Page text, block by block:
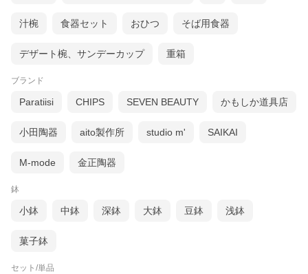
汁椀 食器セット おひつ そば用食器
デザート椀、サンデーカップ 重箱
ブランド
Paratiisi CHIPS SEVEN BEAUTY かもしか道具店
小田陶器 aito製作所 studio m' SAIKAI
M-mode 金正陶器
鉢
小鉢 中鉢 深鉢 大鉢 豆鉢 浅鉢
菓子鉢
セット/単品